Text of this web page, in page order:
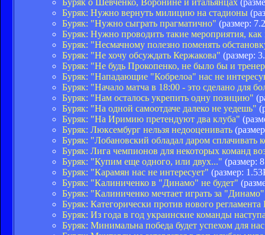
Буряк: Нужно вернуть милицию на стадионы
Буряк: "Нужно сыграть прагматично" (размер:
Буряк: Нужно проводить такие мероприятия,
Буряк: "Несмачному полезно поменять
Буряк: "Не хочу обсуждать Кержакова" (размер:
Буряк: "Не будь Прокопенко, не было бы и
Буряк: "Нападающие "Кобрелоа" нас не
Буряк: "Начало матча в 18:00 - это сделано для
Буряк: "Нам осталось укрепить одну позицию"
Буряк: "На одной самоотдаче далеко не уедешь"
Буряк: "На Иримию претендуют два клуба"
Буряк: Люксембург нельзя недооценивать
Буряк: "Лобановский обладал даром сплачивать
Буряк: Лига чемпионов для некоторых команд
Буряк: "Купим еще одного, или двух..." (размер:
Буряк: "Карамян нас не интересует" (размер:
Буряк: "Калиниченко в "Динамо" не будет"
Буряк: "Калиниченко мечтает играть за "Динамо"
Буряк: Категорически против нового
Буряк: Из года в год украинские команды
Буряк: Минимальна победа будет успехом для нас